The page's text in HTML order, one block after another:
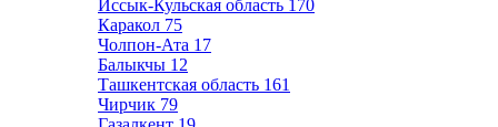
Иссык-Кульская область 170
Каракол 75
Чолпон-Ата 17
Балыкчы 12
Ташкентская область 161
Чирчик 79